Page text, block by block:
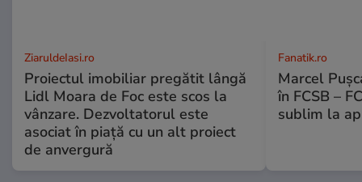
ZiaruldeIasi.ro
Proiectul imobiliar pregătit lângă
Lidl Moara de Foc este scos la
vânzare. Dezvoltatorul este
asociat în piață cu un alt proiect
de anvergură
Fanatik.ro
Marcel
în FCSB –
sublim la